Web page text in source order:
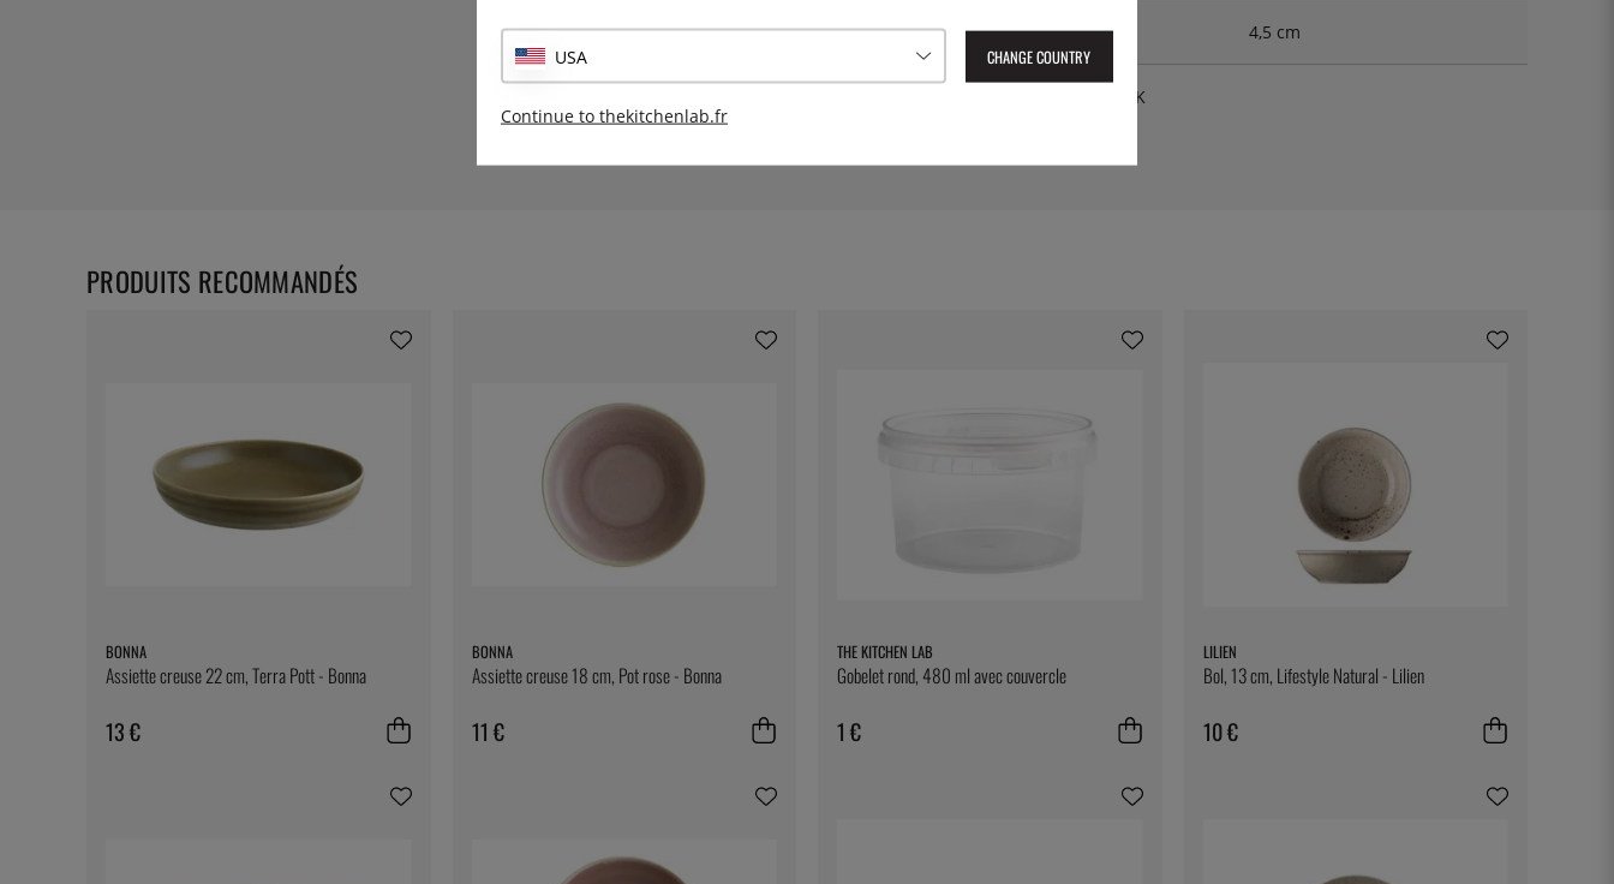
Hauteur: 4,5 cm
TRAPOT18CK
BONNA
Assiette creuse 22 cm, Terra Pott - Bonna
13 €
BONNA
Assiette creuse 18 cm, Pot rose - Bonna
11 €
THE KITCHEN LAB
Gobelet rond, 480 ml avec couvercle
1 €
LILIEN
Bol, 13 cm, Lifestyle Natural - Lilien
10 €
PRODUITS RECOMMANDÉS
USA CHANGE COUNTRY
Continue to thekitchenlab.fr